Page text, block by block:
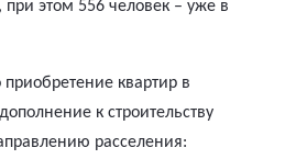
этом 556 человек – уже в
приобретение квартир в
к строительству
расселения: